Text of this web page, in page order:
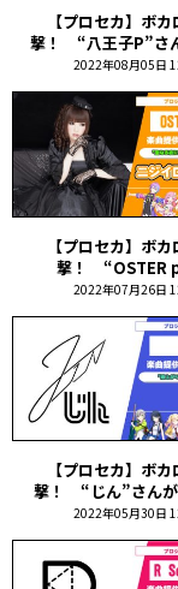
【プロセカ】ボ
撃！ “八王子P”さ
2022年08月05日
【プロセカ】ボ
撃！ “OSTER
2022年07月26日
【プロセカ】ボ
撃！ “じん”さん
2022年05月30日